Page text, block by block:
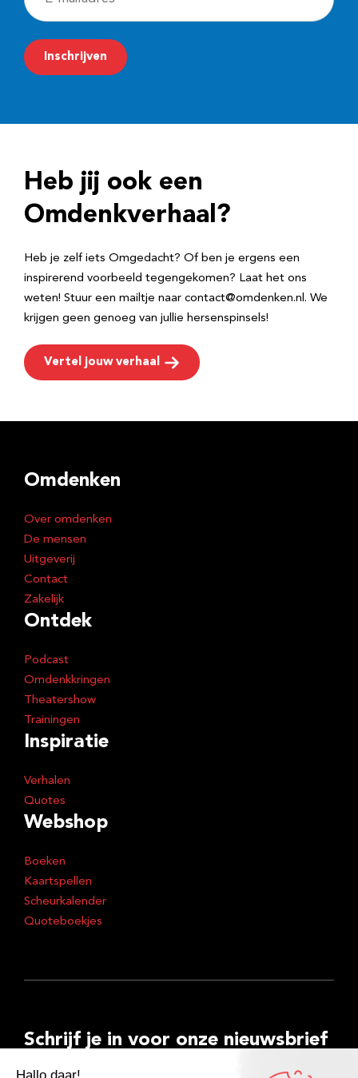
-
m
a
r
e
Inschrijven
Heb jij ook een
Omdenkverhaal?
Heb je zelf iets Omgedacht? Of ben je ergens een
inspirerend voorbeeld tegengekomen? Laat het ons
weten! Stuur een mailtje naar contact@omdenken.nl. We
krijgen geen genoeg van jullie hersenspinsels!
Vertel jouw verhaal
Omdenken
Over omdenken
De mensen
Uitgeverij
Contact
Zakelijk
Ontdek
Podcast
Omdenkkringen
Theatershow
Trainingen
Inspiratie
Verhalen
Quotes
Webshop
Boeken
Kaartspellen
Scheurkalender
Quoteboekjes
Schrijf je in voor onze nieuwsbrief